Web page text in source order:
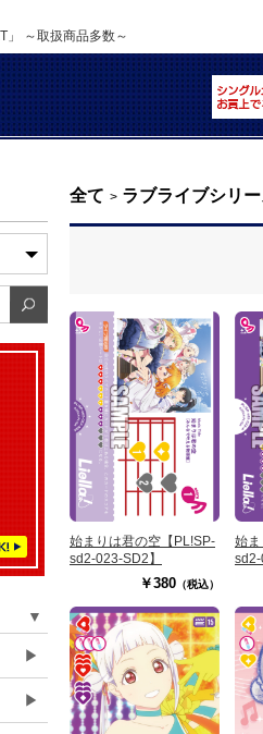
」 ～取扱商品多数～
▼
▶
▶
全て > ラブライブシリ
始まりは君の空【PL!SP-
sd2-023-SD2】
￥380 （税込）
始